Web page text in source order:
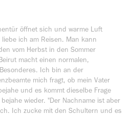
öffnet sich und warme Luft
ich am Reisen. Man kann
vom Herbst in den Sommer
macht einen normalen,
Ich bin an der
mich fragt, ob mein Vater
und es kommt dieselbe Frage
wieder. "Der Nachname ist aber
Ich zucke mit den Schultern und es